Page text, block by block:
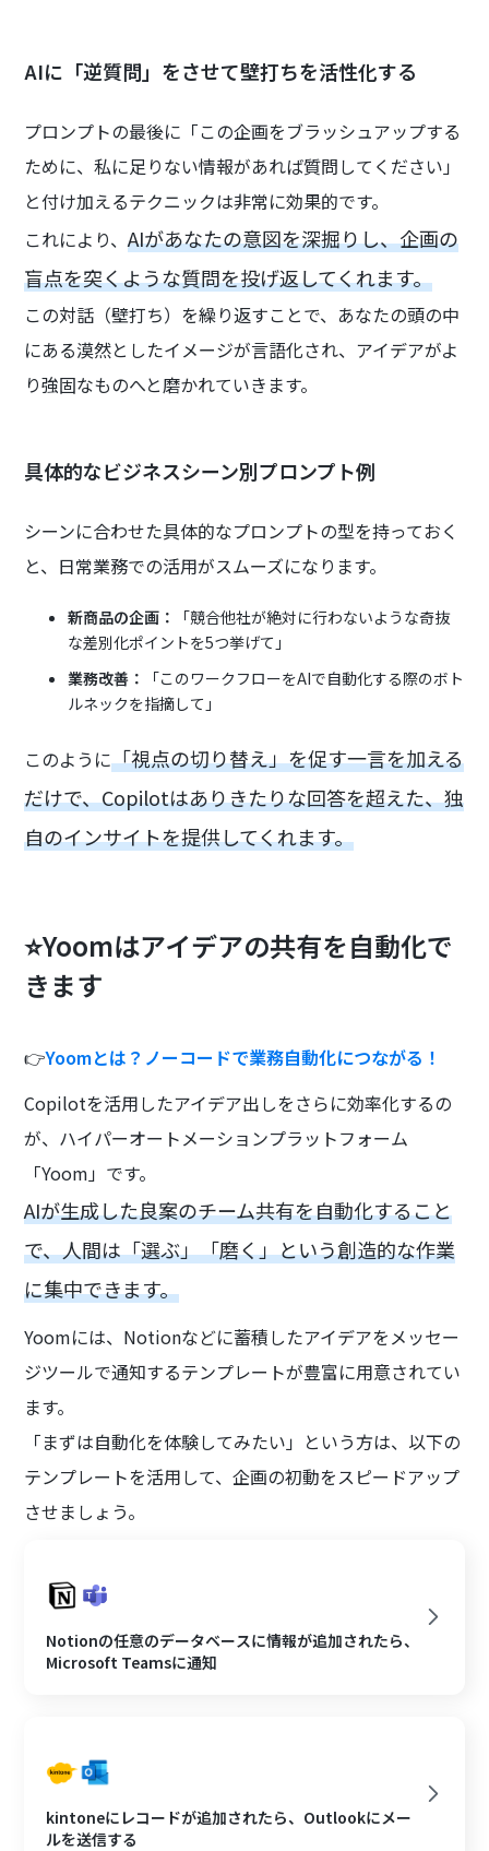
AIに「逆質問」をさせて壁打ちを活性化する
プロンプトの最後に「この企画をブラッシュアップする
ために、私に足りない情報があれば質問してください」
と付け加えるテクニックは非常に効果的です。
これにより、AIがあなたの意図を深掘りし、企画の
盲点を突くような質問を投げ返してくれます。
この対話（壁打ち）を繰り返すことで、あなたの頭の中
にある漠然としたイメージが言語化され、アイデアがよ
り強固なものへと磨かれていきます。
具体的なビジネスシーン別プロンプト例
シーンに合わせた具体的なプロンプトの型を持っておく
と、日常業務での活用がスムーズになります。
新商品の企画：
「競合他社が絶対に行わないような奇抜
な差別化ポイントを5つ挙げて」
業務改善：
「このワークフローをAIで自動化する際のボト
ルネックを指摘して」
このように「視点の切り替え」を促す一言を加える
だけで、Copilotはありきたりな回答を超えた、独
自のインサイトを提供してくれます。
⭐Yoomはアイデアの共有を自動化で
きます
👉Yoomとは？ノーコードで業務自動化につながる！
Copilotを活用したアイデア出しをさらに効率化するの
が、ハイパーオートメーションプラットフォーム
「Yoom」です。
AIが生成した良案のチーム共有を自動化すること
で、人間は「選ぶ」「磨く」という創造的な作業
に集中できます。
Yoomには、Notionなどに蓄積したアイデアをメッセー
ジツールで通知するテンプレートが豊富に用意されてい
ます。
「まずは自動化を体験してみたい」という方は、以下の
テンプレートを活用して、企画の初動をスピードアップ
させましょう。
Notionの任意のデータベースに情報が追加されたら、
Microsoft Teamsに通知
kintoneにレコードが追加されたら、Outlookにメー
ルを送信する